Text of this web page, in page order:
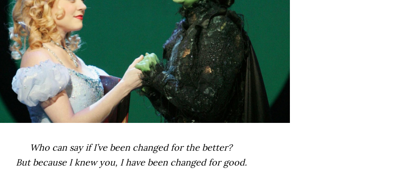
Who can say if I’ve been changed for the better?
But because I knew you, I have been changed for good.